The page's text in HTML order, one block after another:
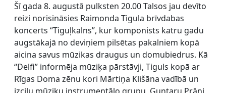
Šī gada 8. augustā pulksten 20.00 Talsos jau devīto
reizi norisināsies Raimonda Tigula brīvdabas
koncerts “Tiguļkalns”, kur komponists katru gadu
augstākajā no deviņiem pilsētas pakalniem kopā
aicina savus mūzikas draugus un domubiedrus. Kā
“Delfi” informēja mūziķa pārstāvji, Tiguls kopā ar
Rīgas Doma zēnu kori Mārtiņa Klišāna vadībā un